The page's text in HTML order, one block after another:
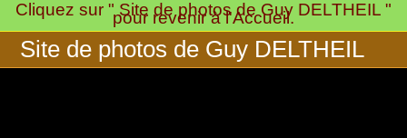
Skip
to
content
Cliquez sur " Site de photos de Guy DELTHEIL "
pour revenir à l'Accueil.
Site de photos de Guy DELTHEIL